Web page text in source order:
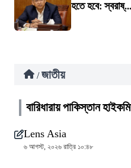
হতে হবে: স্বরাষ্...
/ জাতীয়
বারিধারায় পাকিস্তান
Lens Asia
৬ আগস্ট, ২০২৬ রাত্রি ১০:৪৮